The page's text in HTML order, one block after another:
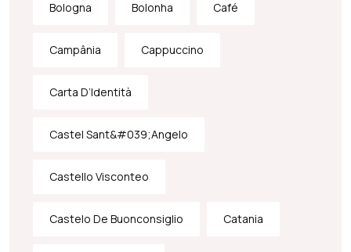
Bologna Bolonha Café
Campânia Cappuccino
Carta D’Identità
Castel Sant&#039;Angelo
Castello Visconteo
Castelo De Buonconsiglio Catania